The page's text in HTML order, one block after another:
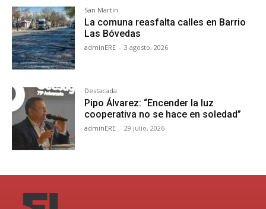
San Martín
La comuna reasfalta calles en Barrio
Las Bóvedas
adminERE - 3 agosto, 2026
Destacada
Pipo Álvarez: “Encender la luz
cooperativa no se hace en soledad”
adminERE - 29 julio, 2026